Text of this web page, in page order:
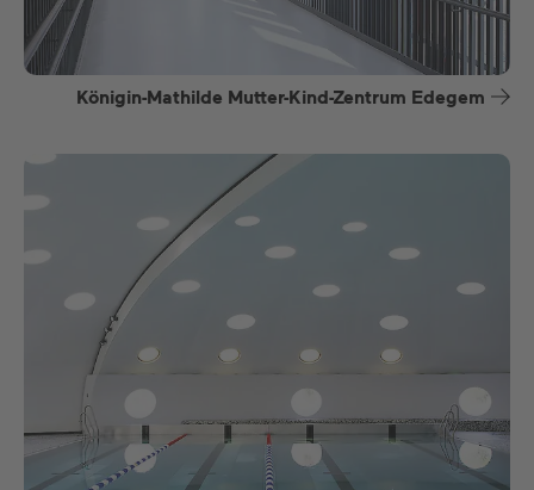
Königin-Mathilde Mutter-Kind-Zentrum Edegem